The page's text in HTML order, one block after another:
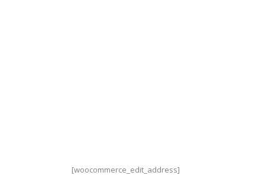
[woocommerce_edit_address]